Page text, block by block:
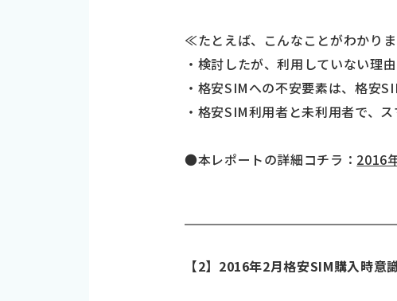
≪たとえば、こんなことがわかり
・検討したが、利用していない理
・格安SIMへの不安要素は、格安
・格安SIM利用者と未利用者で、
●本レポートの詳細コチラ： 2016
【2】2016年2月格安SIM購入時意